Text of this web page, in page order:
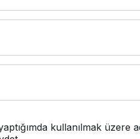
kullanılmak üzere